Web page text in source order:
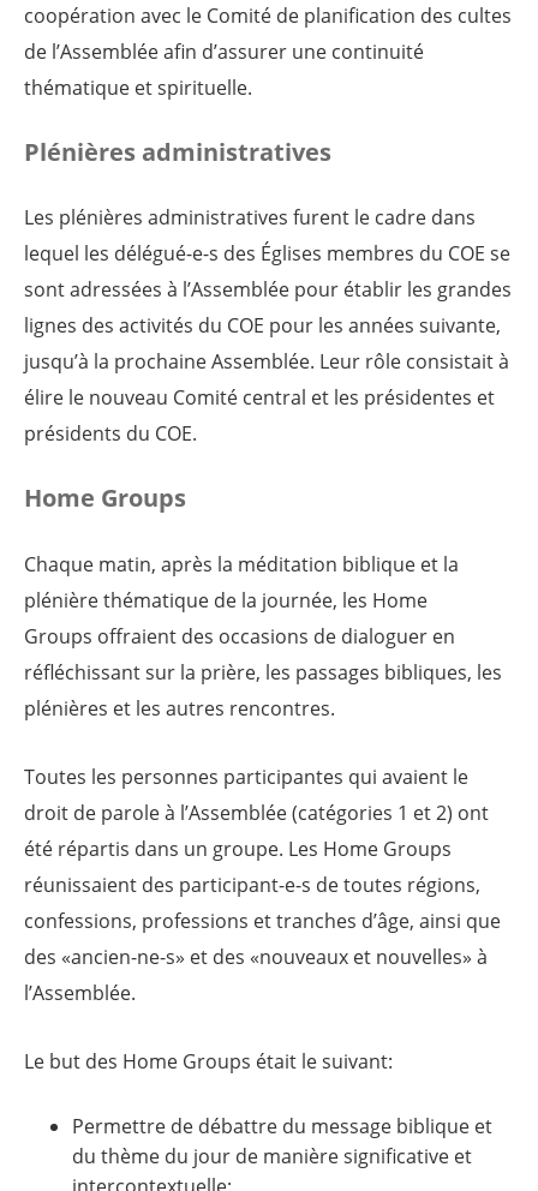
coopération avec le Comité de planification des cultes
de l’Assemblée afin d’assurer une continuité
thématique et spirituelle.
Plénières administratives
Les plénières administratives furent le cadre dans
lequel les délégué-e-s des Églises membres du COE se
sont adressées à l’Assemblée pour établir les grandes
lignes des activités du COE pour les années suivante,
jusqu’à la prochaine Assemblée. Leur rôle consistait à
élire le nouveau Comité central et les présidentes et
présidents du COE.
Home Groups
Chaque matin, après la méditation biblique et la
plénière thématique de la journée, les Home
Groups offraient des occasions de dialoguer en
réfléchissant sur la prière, les passages bibliques, les
plénières et les autres rencontres.
Toutes les personnes participantes qui avaient le
droit de parole à l’Assemblée (catégories 1 et 2) ont
été répartis dans un groupe. Les Home Groups
réunissaient des participant-e-s de toutes régions,
confessions, professions et tranches d’âge, ainsi que
des «ancien-ne-s» et des «nouveaux et nouvelles» à
l’Assemblée.
Le but des Home Groups était le suivant:
Permettre de débattre du message biblique et
du thème du jour de manière significative et